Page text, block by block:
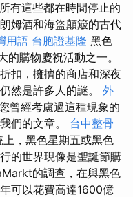
所有這些都在時間停止的
姆酒和海盜顛簸的古代
用語 台胞證基隆 黑色
的購物慶祝活動之一。
扣，擁擠的商店和深夜
然是許多人的謎。 外
曾經考慮過這種現象的
們的文章。 台中整骨
上，黑色星期五或黑色
的世界現像是聖誕節購
的調查，在與黑色
可以花費高達1600億